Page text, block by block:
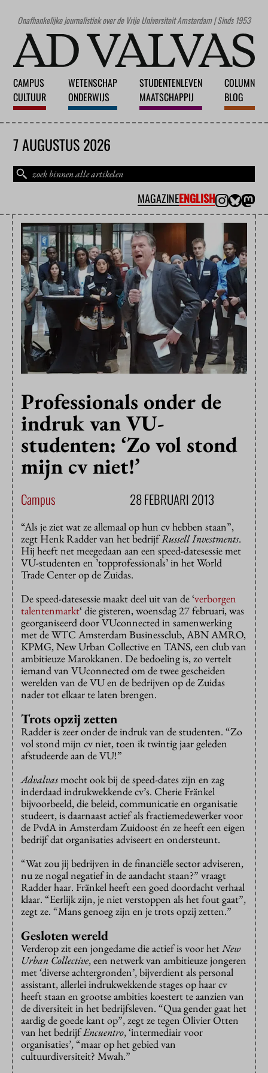
Onafhankelijke journalistiek over de Vrije Universiteit Amsterdam | Sinds 1953
CAMPUS
CULTUUR
WETENSCHAP
ONDERWIJS
STUDENTENLEVEN
MAATSCHAPPIJ
COLUMN
BLOG
7 AUGUSTUS 2026
MAGAZINEENGLISH
Professionals onder de
indruk van VU-
studenten: ‘Zo vol stond
mijn cv niet!’
Campus 28 FEBRUARI 2013
“Als je ziet wat ze allemaal op hun cv hebben staan”,
zegt Henk Radder van het bedrijfRussell Investments.
Hij heeft net meegedaan aan een speed-datesessie met
VU-studenten en ’topprofessionals’ in het World
Trade Center op de Zuidas.
De speed-datesessie maakt deel uit van de ‘verborgen
talentenmarkt‘ die gisteren, woensdag 27 februari, was
georganiseerd door VUconnected in samenwerking
met de WTC Amsterdam Businessclub, ABN AMRO,
KPMG, New Urban Collective en TANS, een club van
ambitieuze Marokkanen. De bedoeling is, zo vertelt
iemand van VUconnected om de twee gescheiden
werelden van de VU en de bedrijven op de Zuidas
nader tot elkaar te laten brengen.
Trots opzij zetten
Radder is zeer onder de indruk van de studenten. “Zo
vol stond mijn cv niet, toen ik twintig jaar geleden
afstudeerde aan de VU!”
Advalvasmocht ook bij de speed-dates zijn en zag
inderdaad indrukwekkende cv’s. Cherie Fränkel
bijvoorbeeld, die beleid, communicatie en organisatie
studeert, is daarnaast actief als fractiemedewerker voor
de PvdA in Amsterdam Zuidoost én ze heeft een eigen
bedrijf dat organisaties adviseert en ondersteunt.
“Wat zou jij bedrijven in de financiële sector adviseren,
nu ze nogal negatief in de aandacht staan?” vraagt
Radder haar. Fränkel heeft een goed doordacht verhaal
klaar. “Eerlijk zijn, je niet verstoppen als het fout gaat”,
zegt ze. “Mans genoeg zijn en je trots opzij zetten.”
Gesloten wereld
Verderop zit een jongedame die actief is voor hetNew
Urban Collective, een netwerk van ambitieuze jongeren
met ‘diverse achtergronden’, bijverdient als personal
assistant, allerlei indrukwekkende stages op haar cv
heeft staan en grootse ambities koestert te aanzien van
de diversiteit in het bedrijfsleven. “Qua gender gaat het
aardig de goede kant op”, zegt ze tegen Olivier Otten
van het bedrijfEncuentro, ‘intermediair voor
organisaties’, “maar op het gebied van
cultuurdiversiteit? Mwah.”